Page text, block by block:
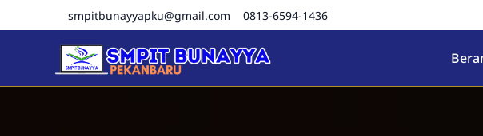
smpitbunayyapku@gmail.com 0813-6594-1436
SMPIT Bunayya Pekanbaru